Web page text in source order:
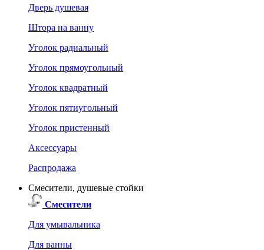
Дверь душевая
Штора на ванну
Уголок радиальный
Уголок прямоугольный
Уголок квадратный
Уголок пятиугольный
Уголок пристенный
Аксессуары
Распродажа
Смесители, душевые стойки
Смесители
Для умывальника
Для ванны